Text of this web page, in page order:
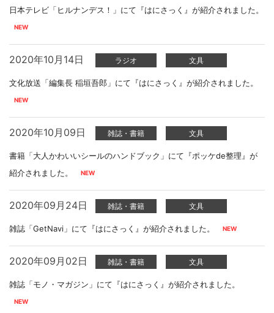
日本テレビ「ヒルナンデス！」にて『はにさっく』が紹介されました。
2020年10月14日 ラジオ 文具
文化放送「編集長 稲垣吾郎」にて『はにさっく』が紹介されました。
2020年10月09日 雑誌・書籍 文具
書籍「大人かわいいシールのハンドブック」にて『ポッケde整理』が
紹介されました。
2020年09月24日 雑誌・書籍 文具
雑誌「GetNavi」にて『はにさっく』が紹介されました。
2020年09月02日 雑誌・書籍 文具
雑誌「モノ・マガジン」にて『はにさっく』が紹介されました。